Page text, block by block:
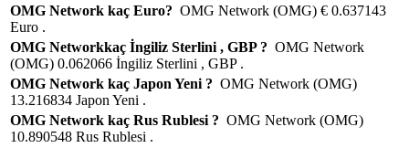
OMG Network kaç Euro? OMG Network (OMG) € 0.637143
Euro .
OMG Networkkaç İngiliz Sterlini , GBP ? OMG Network
(OMG) 0.062066 İngiliz Sterlini , GBP .
OMG Network kaç Japon Yeni ? OMG Network (OMG)
13.216834 Japon Yeni .
OMG Network kaç Rus Rublesi ? OMG Network (OMG)
10.890548 Rus Rublesi .